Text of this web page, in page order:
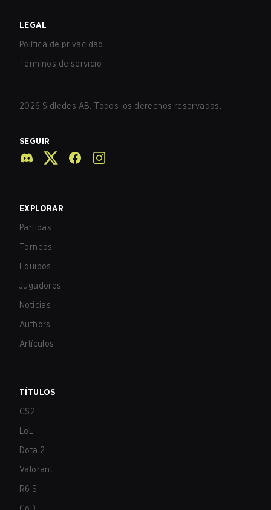
LEGAL
Política de privacidad
Términos de servicio
2026 Sidledes AB. Todos los derechos reservados.
SEGUIR
EXPLORAR
Partidas
Torneos
Equipos
Jugadores
Noticias
Authors
Artículos
TÍTULOS
CS2
LoL
Dota 2
Valorant
R6:S